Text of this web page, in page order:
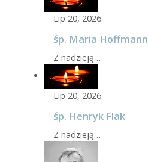
Lip 20, 2026
śp. Maria Hoffmann
Z nadzieją…
Lip 20, 2026
śp. Henryk Flak
Z nadzieją…